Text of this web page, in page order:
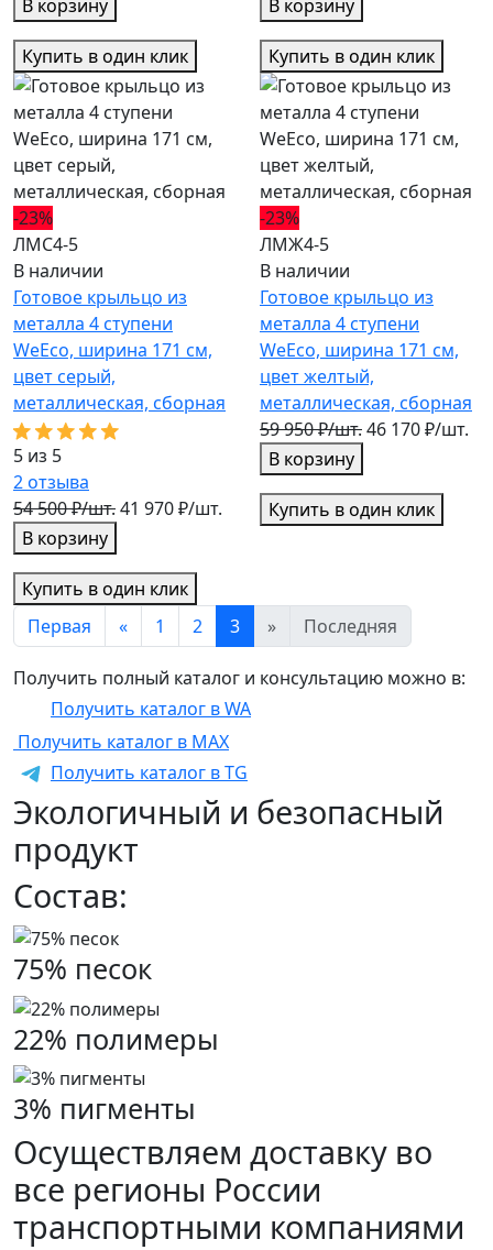
В корзину
Купить в один клик
В корзину
Купить в один клик
-23%
ЛМС4-5
В наличии
Готовое крыльцо из
металла 4 ступени
WeEco, ширина 171 см,
цвет серый,
металлическая, cборная
5 из 5
2отзыва
54 500 ₽/шт.41 970 ₽/шт.
В корзину
Купить в один клик
-23%
ЛМЖ4-5
В наличии
Готовое крыльцо из
металла 4 ступени
WeEco, ширина 171 см,
цвет желтый,
металлическая, cборная
59 950 ₽/шт.46 170 ₽/шт.
В корзину
Купить в один клик
Первая « 1 2 3 » Последняя
Получить полный каталог и консультацию можно в:
Получить каталог в WA
Получить каталог в MAX
Получить каталог в TG
Экологичный и безопасный
продукт
Состав:
75% песок
22% полимеры
3% пигменты
Осуществляем доставку во
все регионы России
транспортными компаниями